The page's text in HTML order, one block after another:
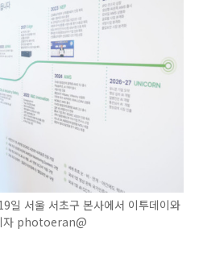
일 서울 서초구 본사에서 이투데이와
자 photoeran@